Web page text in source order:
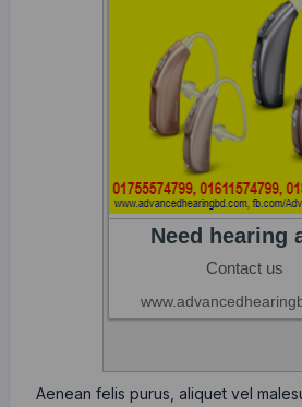
Aenean felis purus, aliquet vel